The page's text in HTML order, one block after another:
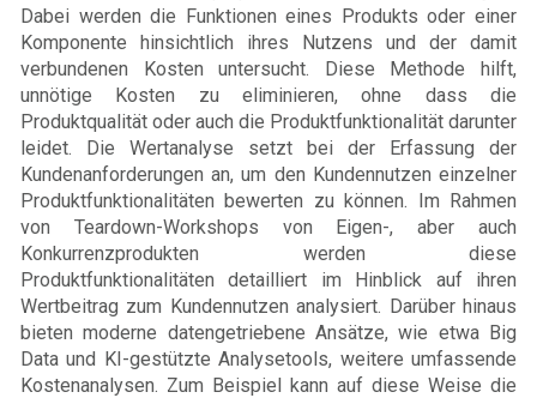
Dabei werden die Funktionen eines Produkts oder einer
Komponente hinsichtlich ihres Nutzens und der damit
verbundenen Kosten untersucht. Diese Methode hilft,
unnötige Kosten zu eliminieren, ohne dass die
Produktqualität oder auch die Produktfunktionalität darunter
leidet. Die Wertanalyse setzt bei der Erfassung der
Kundenanforderungen an, um den Kundennutzen einzelner
Produktfunktionalitäten bewerten zu können. Im Rahmen
von Teardown-Workshops von Eigen-, aber auch
Konkurrenzprodukten werden diese
Produktfunktionalitäten detailliert im Hinblick auf ihren
Wertbeitrag zum Kundennutzen analysiert. Darüber hinaus
bieten moderne datengetriebene Ansätze, wie etwa Big
Data und KI-gestützte Analysetools, weitere umfassende
Kostenanalysen. Zum Beispiel kann auf diese Weise die